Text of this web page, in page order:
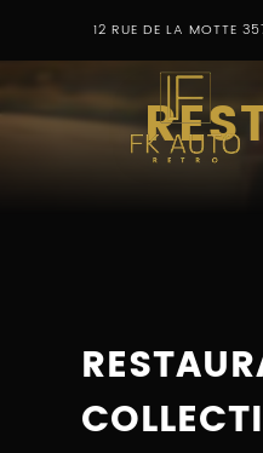
12 RUE DE LA MOTTE